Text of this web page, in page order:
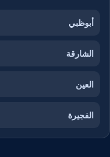
أبوظبي
الشارقة
العين
الفجيرة